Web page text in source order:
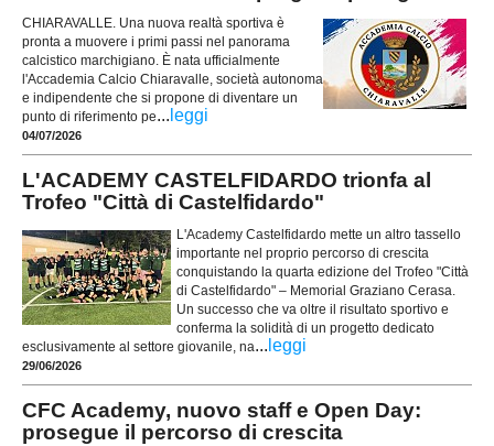
CHIARAVALLE. Una nuova realtà sportiva è
pronta a muovere i primi passi nel panorama
calcistico marchigiano. È nata ufficialmente
l'Accademia Calcio Chiaravalle, società autonoma
e indipendente che si propone di diventare un
punto di riferimento pe... leggi
04/07/2026
L'ACADEMY CASTELFIDARDO trionfa al
Trofeo "Città di Castelfidardo"
L'Academy Castelfidardo mette un altro tassello
importante nel proprio percorso di crescita
conquistando la quarta edizione del Trofeo "Città
di Castelfidardo" – Memorial Graziano Cerasa.
Un successo che va oltre il risultato sportivo e
conferma la solidità di un progetto dedicato
esclusivamente al settore giovanile, na... leggi
29/06/2026
CFC Academy, nuovo staff e Open Day:
prosegue il percorso di crescita